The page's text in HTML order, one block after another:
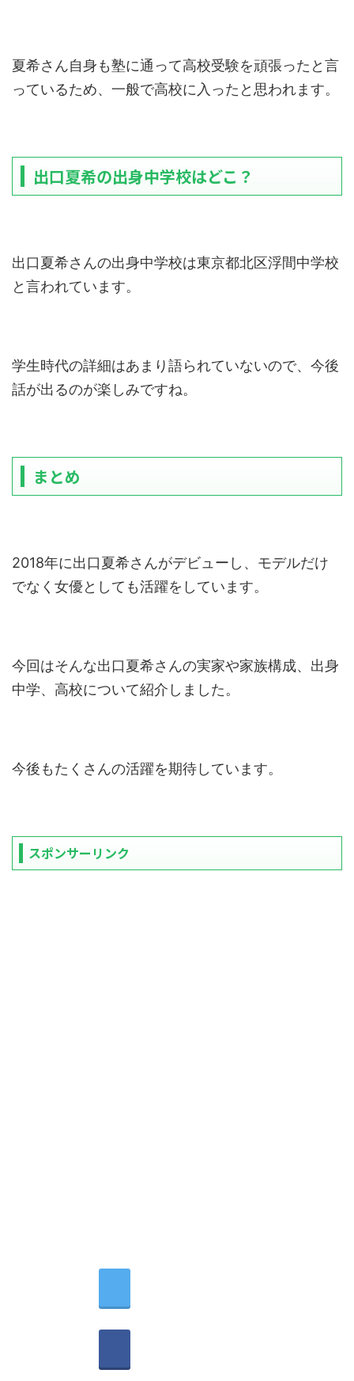
夏希さん自身も塾に通って高校受験を頑張ったと言
っているため、一般で高校に入ったと思われます。
出口夏希の出身中学校はどこ？
出口夏希さんの出身中学校は東京都北区浮間中学校
と言われています。
学生時代の詳細はあまり語られていないので、今後
話が出るのが楽しみですね。
まとめ
2018年に出口夏希さんがデビューし、モデルだけ
でなく女優としても活躍をしています。
今回はそんな出口夏希さんの実家や家族構成、出身
中学、高校について紹介しました。
今後もたくさんの活躍を期待しています。
スポンサーリンク